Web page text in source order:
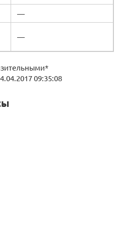
—
—
09:35:08